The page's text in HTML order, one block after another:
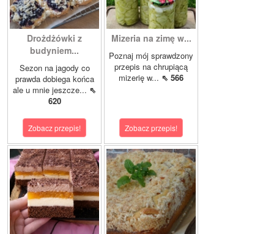
Drożdżówki z
budyniem...
Sezon na jagody co
prawda dobiega końca
ale u mnie jeszcze... ⇖
620
Zobacz przepis!
Mizeria na zimę w...
Poznaj mój sprawdzony
przepis na chrupiącą
mizerię w... ⇖ 566
Zobacz przepis!